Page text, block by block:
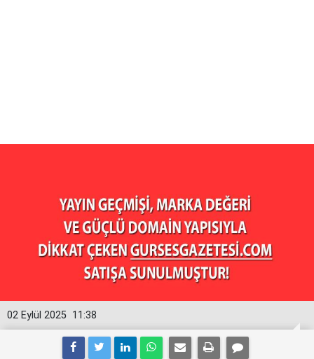
11:38
02 Eylül 2025